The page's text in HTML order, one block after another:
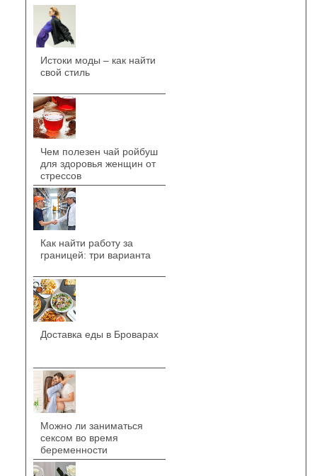
Истоки моды – как найти
свой стиль
Чем полезен чай ройбуш
для здоровья женщин от
стрессов
Как найти работу за
границей: три варианта
Доставка еды в Броварах
Можно ли заниматься
сексом во время
беременности